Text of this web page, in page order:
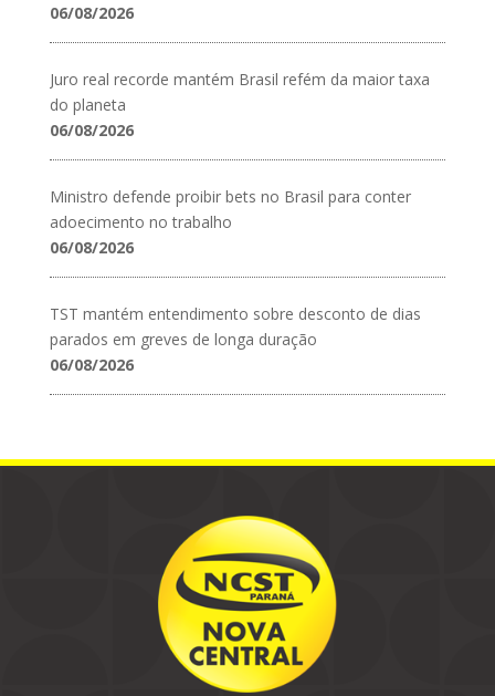
06/08/2026
Juro real recorde mantém Brasil refém da maior taxa
do planeta
06/08/2026
Ministro defende proibir bets no Brasil para conter
adoecimento no trabalho
06/08/2026
TST mantém entendimento sobre desconto de dias
parados em greves de longa duração
06/08/2026